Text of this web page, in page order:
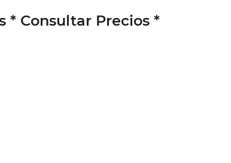
* Consultar Precios *